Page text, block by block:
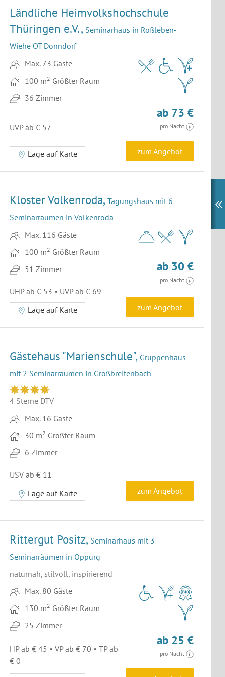
Ländliche Heimvolkshochschule
Thüringen e.V., Seminarhaus in Roßleben-
Wiehe OT Donndorf
Max. 73 Gäste
100 m2 Größter Raum
36 Zimmer
ÜVP ab € 57
Lage auf Karte
ab 73 €
pro Nacht
zum Angebot
Kloster Volkenroda, Tagungshaus mit 6
Seminarräumen in Volkenroda
Max. 116 Gäste
100 m2 Größter Raum
51 Zimmer
ÜHP ab € 53 • ÜVP ab € 69
Lage auf Karte
ab 30 €
pro Nacht
zum Angebot
Gästehaus "Marienschule", Gruppenhaus
mit 2 Seminarräumen in Großbreitenbach
4 Sterne DTV
Max. 16 Gäste
30 m2 Größter Raum
6 Zimmer
ÜSV ab € 11
Lage auf Karte
zum Angebot
Rittergut Positz, Seminarhaus mit 3
Seminarräumen in Oppurg
naturnah, stilvoll, inspirierend
Max. 80 Gäste
130 m2 Größter Raum
25 Zimmer
HP ab € 45 • VP ab € 70 • TP ab
€ 0
ab 25 €
pro Nacht